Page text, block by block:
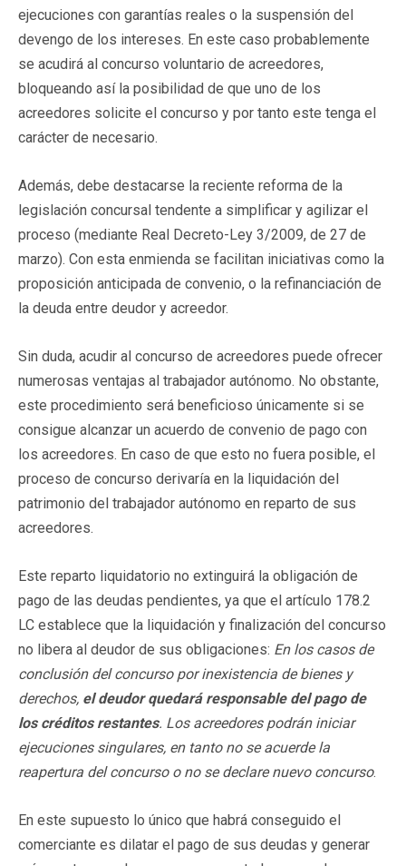
ejecuciones con garantías reales o la suspensión del
devengo de los intereses. En este caso probablemente
se acudirá al concurso voluntario de acreedores,
bloqueando así la posibilidad de que uno de los
acreedores solicite el concurso y por tanto este tenga el
carácter de necesario.
Además, debe destacarse la reciente reforma de la
legislación concursal tendente a simplificar y agilizar el
proceso (mediante Real Decreto-Ley 3/2009, de 27 de
marzo). Con esta enmienda se facilitan iniciativas como la
proposición anticipada de convenio, o la refinanciación de
la deuda entre deudor y acreedor.
Sin duda, acudir al concurso de acreedores puede ofrecer
numerosas ventajas al trabajador autónomo. No obstante,
este procedimiento será beneficioso únicamente si se
consigue alcanzar un acuerdo de convenio de pago con
los acreedores. En caso de que esto no fuera posible, el
proceso de concurso derivaría en la liquidación del
patrimonio del trabajador autónomo en reparto de sus
acreedores.
Este reparto liquidatorio no extinguirá la obligación de
pago de las deudas pendientes, ya que el artículo 178.2
LC establece que la liquidación y finalización del concurso
no libera al deudor de sus obligaciones: En los casos de
conclusión del concurso por inexistencia de bienes y
derechos, el deudor quedará responsable del pago de
los créditos restantes. Los acreedores podrán iniciar
ejecuciones singulares, en tanto no se acuerde la
reapertura del concurso o no se declare nuevo concurso.
En este supuesto lo único que habrá conseguido el
comerciante es dilatar el pago de sus deudas y generar